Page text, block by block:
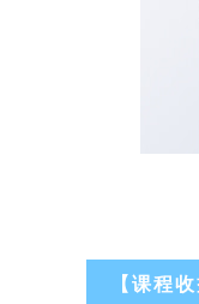
【课程收